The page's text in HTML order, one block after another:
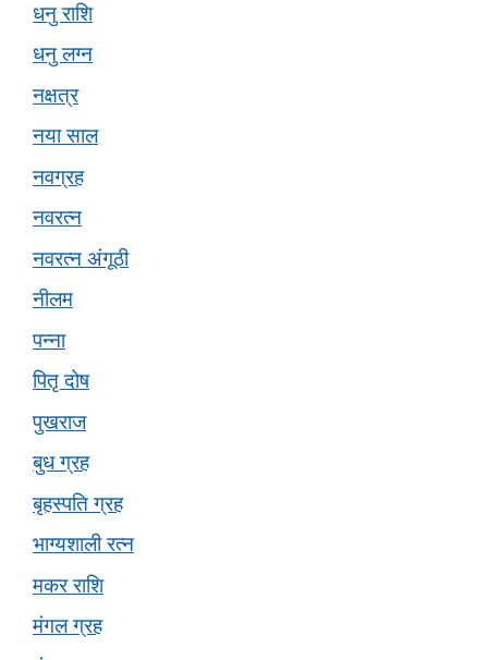
धनु राशि
धनु लग्न
नक्षत्र
नया साल
नवग्रह
नवरत्न
नवरत्न अंगूठी
नीलम
पन्ना
पितृ दोष
पुखराज
बुध ग्रह
बृहस्पति ग्रह
भाग्यशाली रत्न
मकर राशि
मंगल ग्रह